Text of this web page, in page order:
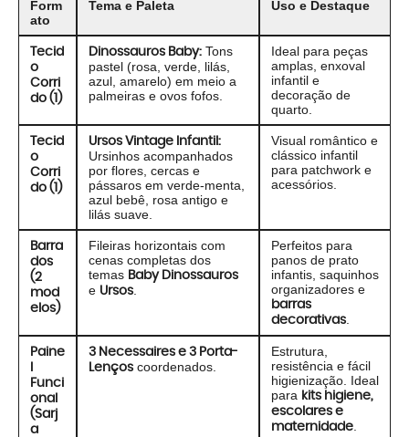
Form
ato
Tema e Paleta Uso e Destaque
Tecid
o
Corri
do (1)
Dinossauros Baby: Tons
pastel (rosa, verde, lilás,
azul, amarelo) em meio a
palmeiras e ovos fofos.
Ideal para peças
amplas, enxoval
infantil e
decoração de
quarto.
Tecid
o
Corri
do (1)
Ursos Vintage Infantil:
Ursinhos acompanhados
por flores, cercas e
pássaros em verde-menta,
azul bebê, rosa antigo e
lilás suave.
Visual romântico e
clássico infantil
para patchwork e
acessórios.
Barra
dos
(2
mod
elos)
Fileiras horizontais com
cenas completas dos
temas Baby Dinossauros
e Ursos
Perfeitos para
panos de prato
infantis, saquinhos
organizadores e
barras
decorativas
Paine
Funci
onal
(Sarj
a
3 Necessaires e 3 Porta-
Lenços coordenados.
Estrutura,
resistência e fácil
higienização. Ideal
para kits higiene,
escolares e
maternidade